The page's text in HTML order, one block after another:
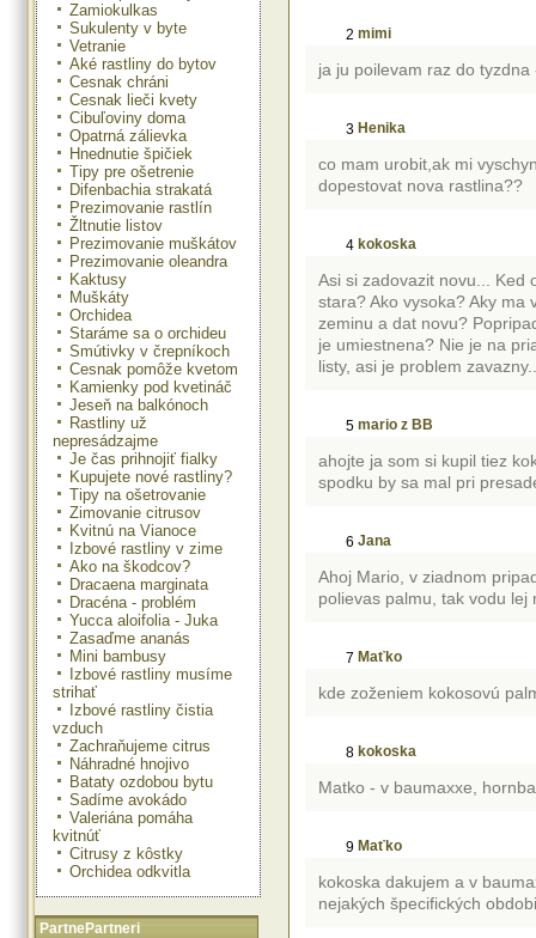
Zamiokulkas
Sukulenty v byte
Vetranie
Aké rastliny do bytov
Cesnak chráni
Cesnak lieči kvety
Cibuľoviny doma
Opatrná zálievka
Hnednutie špičiek
Tipy pre ošetrenie
Difenbachia strakatá
Prezimovanie rastlín
Žltnutie listov
Prezimovanie muškátov
Prezimovanie oleandra
Kaktusy
Muškáty
Orchidea
Staráme sa o orchideu
Smútivky v črepníkoch
Cesnak pomôže kvetom
Kamienky pod kvetináč
Jeseň na balkónoch
Rastliny už
nepresádzajme
Je čas prihnojiť fialky
Kupujete nové rastliny?
Tipy na ošetrovanie
Zimovanie citrusov
Kvitnú na Vianoce
Izbové rastliny v zime
Ako na škodcov?
Dracaena marginata
Dracéna - problém
Yucca aloifolia - Juka
Zasaďme ananás
Mini bambusy
Izbové rastliny musíme
strihať
Izbové rastliny čistia
vzduch
Zachraňujeme citrus
Náhradné hnojivo
Bataty ozdobou bytu
Sadíme avokádo
Valeriána pomáha
kvitnúť
Citrusy z kôstky
Orchidea odkvitla
PartnePartneri
nízkej teplote okolia
prostredie, potrebné rastlinu
Palma dobre pôsobí umiestnená
2 mimi
ja ju poilevam raz do
3 Henika
co mam urobit,ak mi
dopestovat nova rastlina??
4 kokoska
Asi si zadovazit novu... Ked
stara? Ako vysoka? Aky ma
zeminu a dat novu?
je umiestnena? Nie je na
listy, asi je problem
5 mario z BB
ahojte ja som si kupil tiez
spodku by sa mal pri
6 Jana
Ahoj Mario, v ziadnom
polievas palmu, tak vodu
7 Maťko
kde zoženiem kokosovú
8 kokoska
Matko - v baumaxxe,
9 Maťko
kokoska dakujem a v
nejakých špecifických